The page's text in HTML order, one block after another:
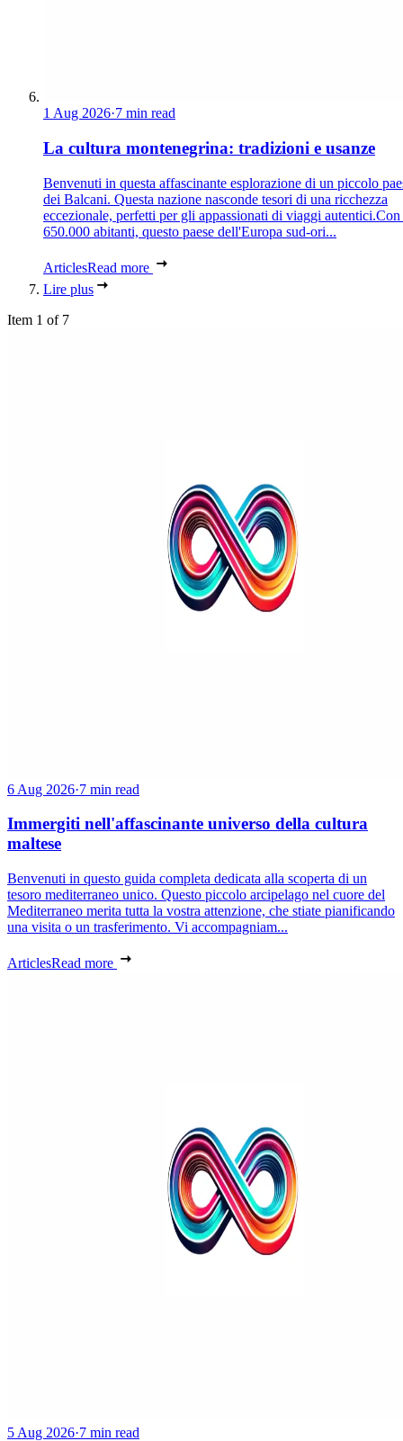
1 Aug 2026·7 min read
La cultura montenegrina: tradizioni e usanze
Benvenuti in questa affascinante esplorazione di un piccolo
dei Balcani. Questa nazione nasconde tesori di una ricchezza
eccezionale, perfetti per gli appassionati di viaggi
650.000 abitanti, questo paese dell'Europa sud-ori...
ArticlesRead more
Lire plus
Item 1 of 7
6 Aug 2026·7 min read
Immergiti nell'affascinante universo della cultura
maltese
Benvenuti in questo guida completa dedicata alla scoperta di un
tesoro mediterraneo unico. Questo piccolo arcipelago nel cuore del
Mediterraneo merita tutta la vostra attenzione, che stiate pianificando
una visita o un trasferimento. Vi accompagniam...
ArticlesRead more
5 Aug 2026·7 min read